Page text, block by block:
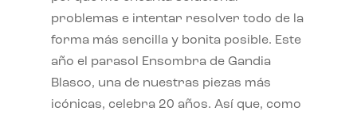
problemas e intentar resolver todo de la
forma más sencilla y bonita posible. Este
año el parasol Ensombra de Gandia
Blasco, una de nuestras piezas más
icónicas, celebra 20 años. Así que, como